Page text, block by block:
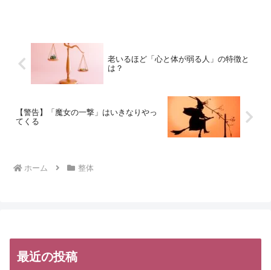
老いるほど「心と体が弱る人」の特徴と
は？
【警告】「魔女の一撃」はいきなりやっ
てくる
ホーム 整体
最近の投稿